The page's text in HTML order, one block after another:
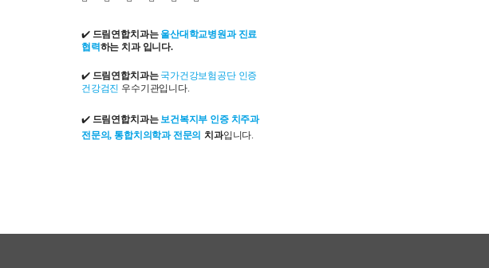
✔️ 드림연합치과는 울산대학교병원과 진료
협력하는 치과 입니다.
✔️ 드림연합치과는 국가건강보험공단 인증
건강검진 우수기관입니다.
✔️ 드림연합치과는보건복지부 인증 치주과
전문의, 통합치의학과 전문의 치과입니다.